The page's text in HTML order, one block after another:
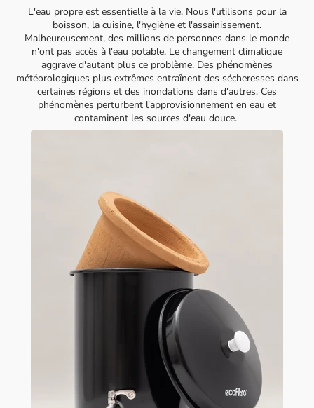
L'eau propre est essentielle à la vie. Nous l'utilisons pour la
boisson, la cuisine, l'hygiène et l'assainissement.
Malheureusement, des millions de personnes dans le monde
n'ont pas accès à l'eau potable. Le changement climatique
aggrave d'autant plus ce problème. Des phénomènes
météorologiques plus extrêmes entraînent des sécheresses dans
certaines régions et des inondations dans d'autres. Ces
phénomènes perturbent l'approvisionnement en eau et
contaminent les sources d'eau douce.